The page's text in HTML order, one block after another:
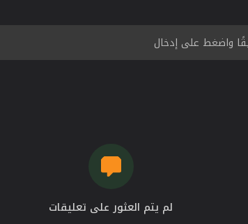
لم يتم العثور على تعليقات